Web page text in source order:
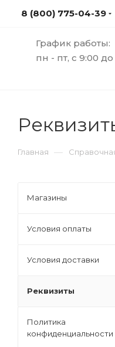
8 (800) 775-04-39
График работы:
пн - пт, с 9:00 до
Главная —
Магазины
Условия оплаты
Условия доставки
Реквизиты
Политика
конфиденциальности